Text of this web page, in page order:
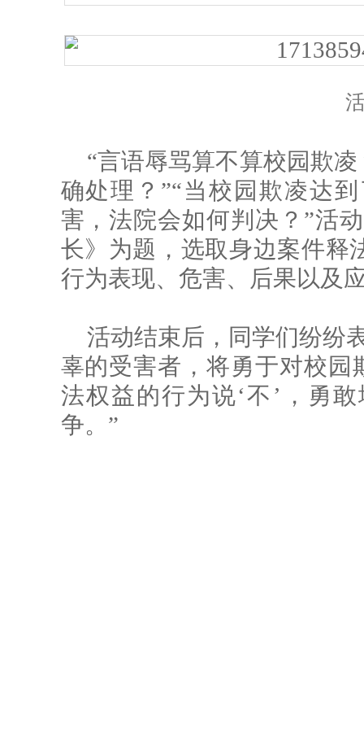
“言语辱骂算不算校园欺
确处理？”“当校园欺凌达
害，法院会如何判决？”活
长》为题，选取身边案件释
行为表现、危害、后果以及
活动结束后，同学们纷纷
辜的受害者，将勇于对校园
法权益的行为说‘不’，勇
争。”